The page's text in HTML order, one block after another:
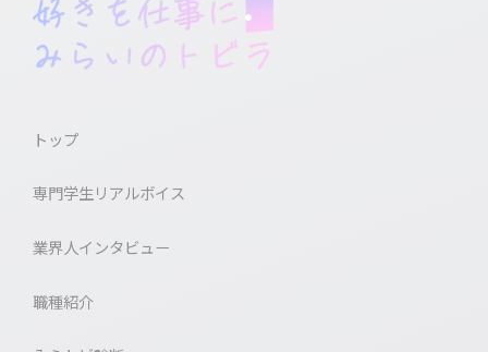
トップ
専門学生リアルボイス
業界人インタビュー
職種紹介